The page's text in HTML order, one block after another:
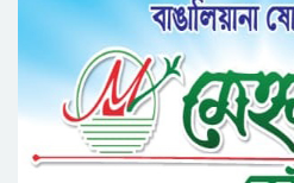
স্মৃতিস্তম্ভে শ্রদ্ধা
সিলেট মহানগর
ধরিত্রী রক্ষায়
কর্মসূচি পালন